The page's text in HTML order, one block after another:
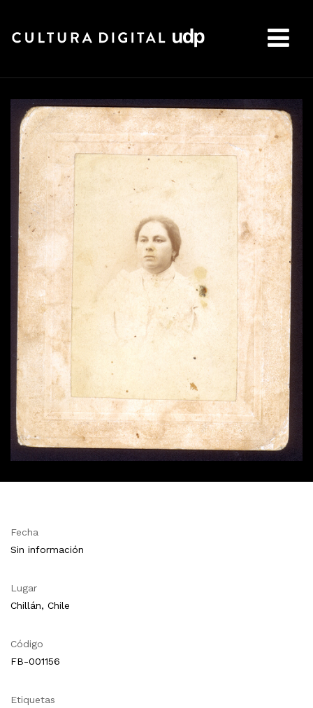
Fecha
Sin información
Lugar
Chillán, Chile
Código
FB-001156
Etiquetas